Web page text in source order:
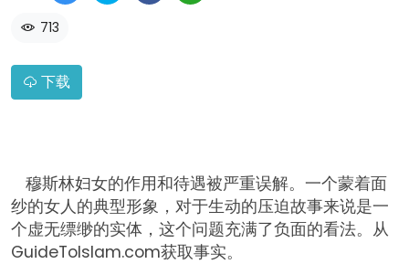
713
下载
穆斯林妇女的作用和待遇被严重误解。一个蒙着面
纱的女人的典型形象，对于生动的压迫故事来说是一
个虚无缥缈的实体，这个问题充满了负面的看法。从
GuideToIslam.com获取事实。